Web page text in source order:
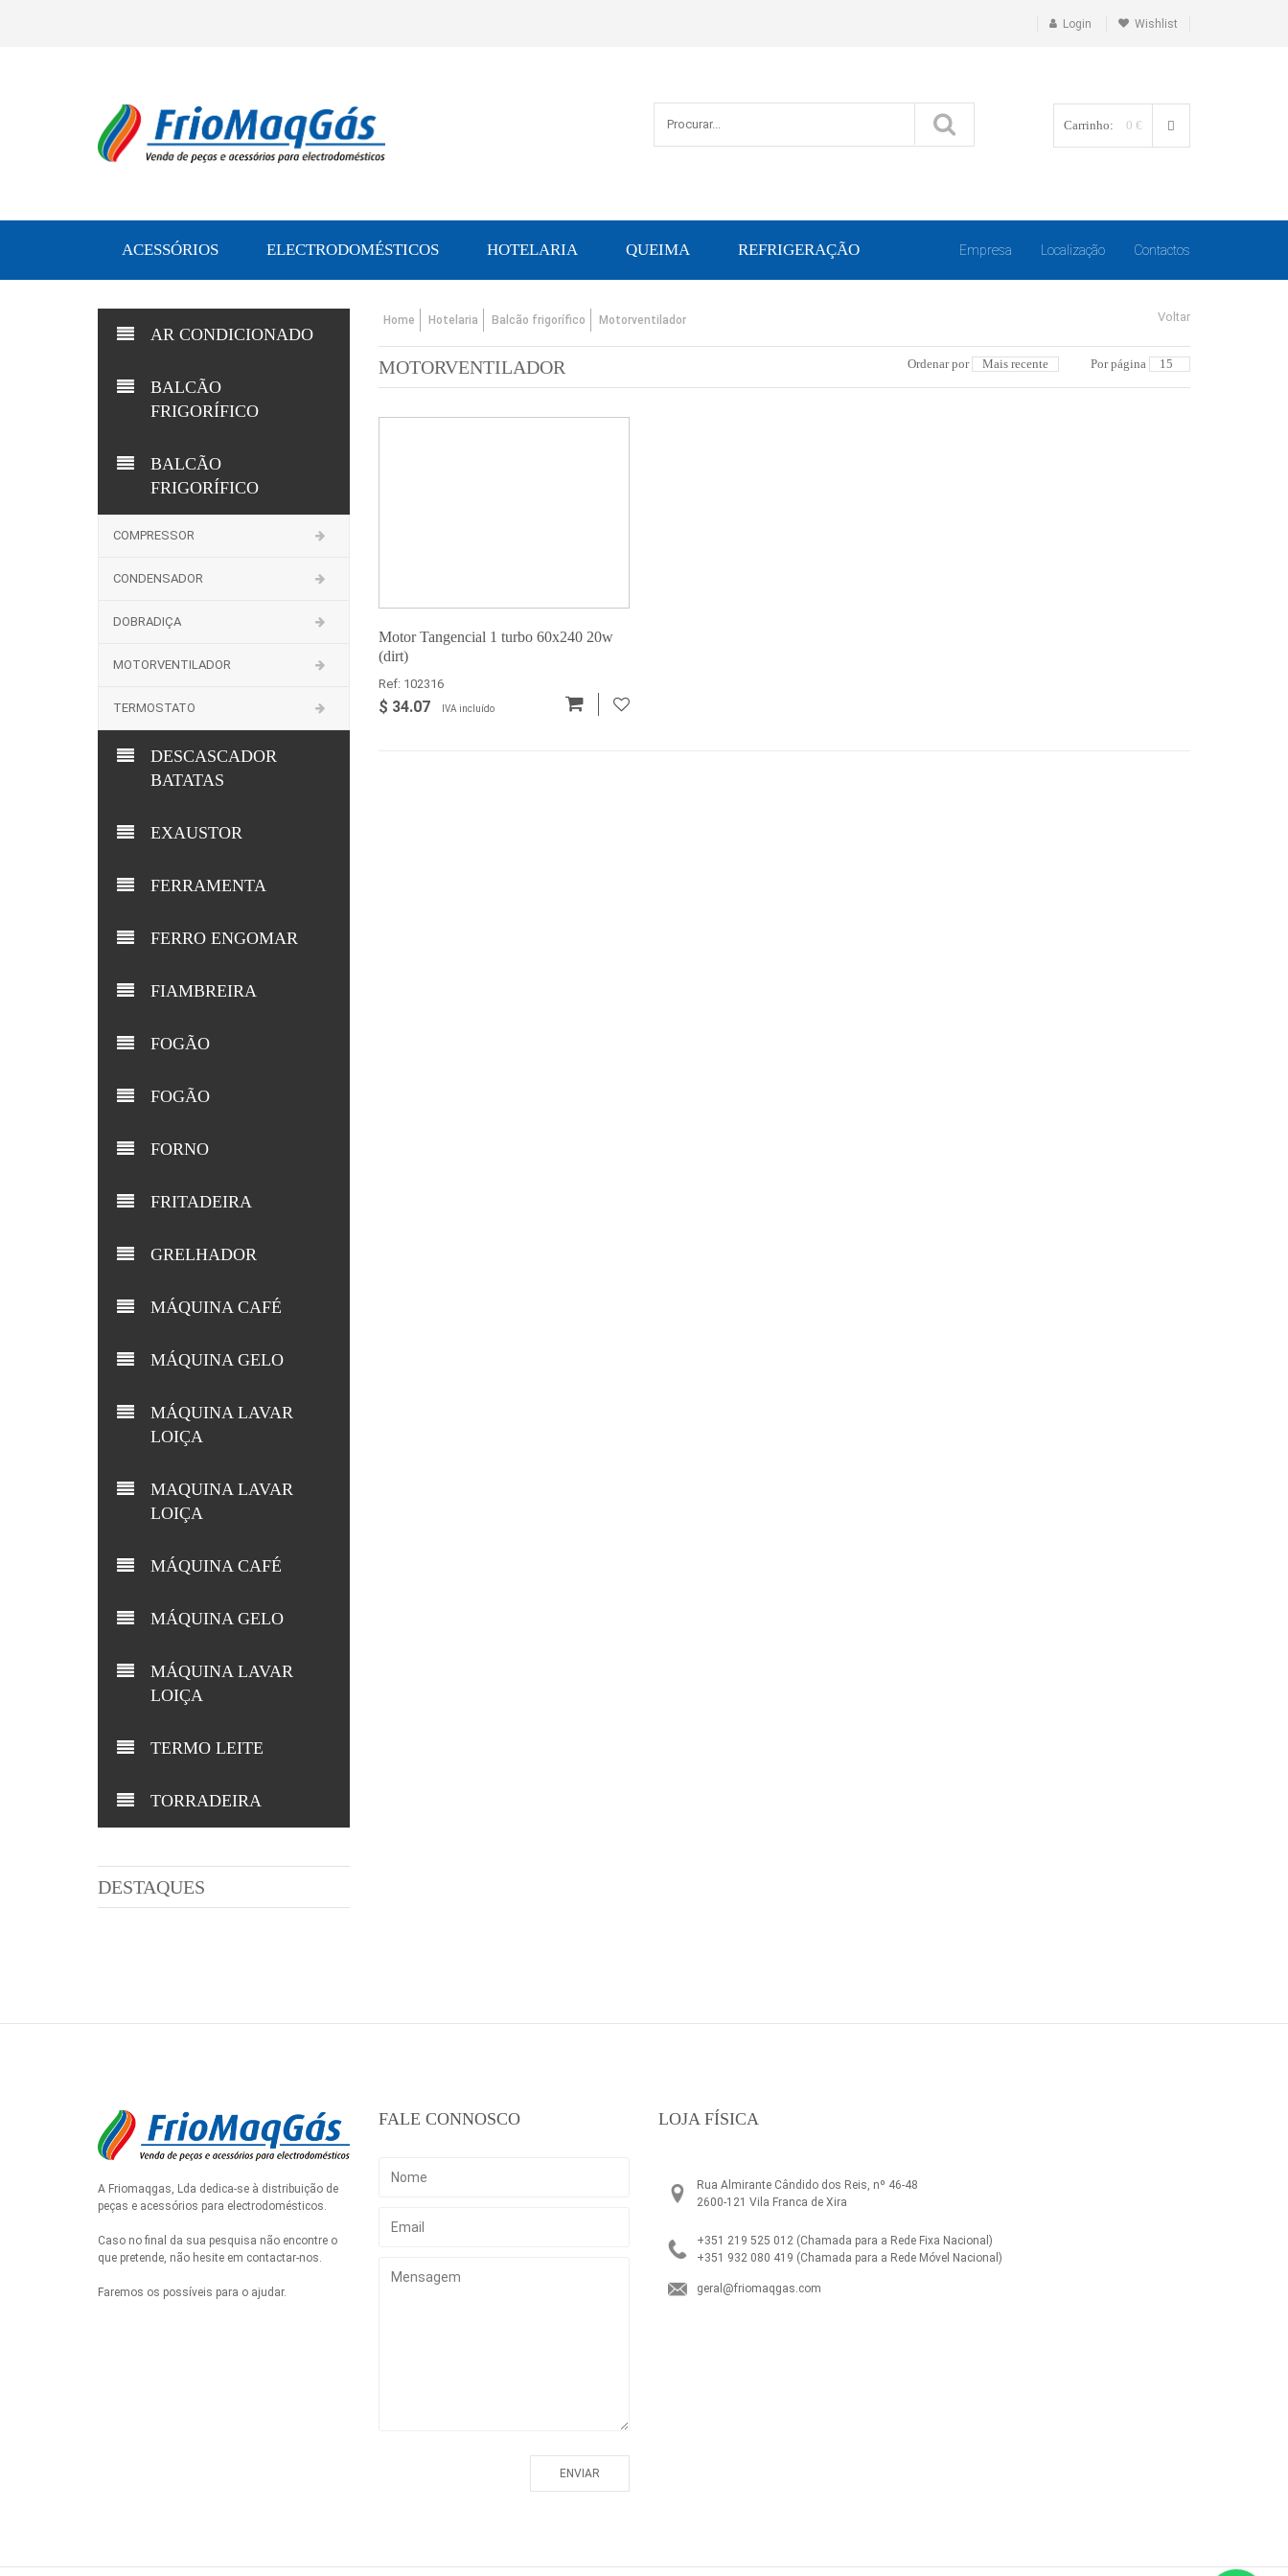
Login Wishlist
Carrinho: 0 €
ACESSÓRIOS ELECTRODOMÉSTICOS HOTELARIA QUEIMA REFRIGERAÇÃO Contactos
Localização
Empresa
AR CONDICIONADO
BALCÃO
FRIGORÍFICO
BALCÃO
FRIGORÍFICO
COMPRESSOR
CONDENSADOR
DOBRADIÇA
MOTORVENTILADOR
TERMOSTATO
DESCASCADOR
BATATAS
EXAUSTOR
FERRAMENTA
FERRO ENGOMAR
FIAMBREIRA
FOGÃO
FOGÃO
FORNO
FRITADEIRA
GRELHADOR
MÁQUINA CAFÉ
MÁQUINA GELO
MÁQUINA LAVAR
LOIÇA
MAQUINA LAVAR
LOIÇA
MÁQUINA CAFÉ
MÁQUINA GELO
MÁQUINA LAVAR
LOIÇA
TERMO LEITE
TORRADEIRA
DESTAQUES
Home Hotelaria Balcão frigorífico Motorventilador Voltar
MOTORVENTILADOR Ordenar por Por página
Motor Tangencial 1 turbo 60x240 20w
(dirt)
Ref: 102316
$ 34.07 IVA incluído
A Friomaqgas, Lda dedica-se à distribuição de
peças e acessórios para electrodomésticos.
Caso no final da sua pesquisa não encontre o
que pretende, não hesite em contactar-nos.
Faremos os possíveis para o ajudar.
FALE CONNOSCO LOJA FÍSICA
Rua Almirante Cândido dos Reis, nº 46-48
2600-121 Vila Franca de Xira
+351 219 525 012 (Chamada para a Rede Fixa Nacional)
+351 932 080 419 (Chamada para a Rede Móvel Nacional)
geral@friomaqgas.com